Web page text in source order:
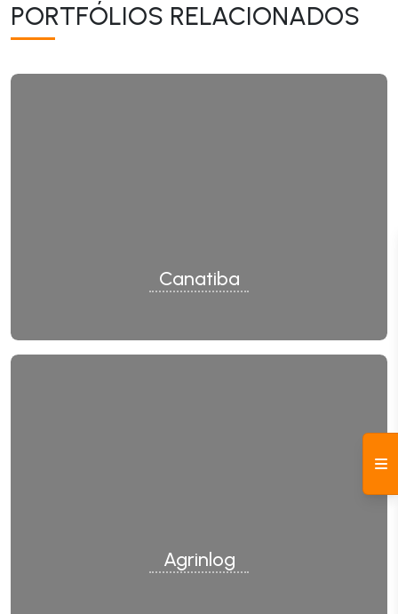
PORTFÓLIOS RELACIONADOS
Canatiba
Agrinlog